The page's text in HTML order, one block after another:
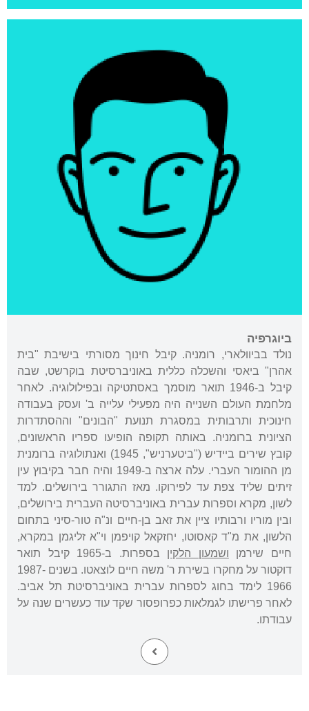
ביוגרפיה
נולד בביוולארי, רומניה. קיבל חינוך מסורתי בישיבת "בית
אהרן" ביאסי והשכלה כללית באוניברסיטת בוקרשט, שבה
קיבל ב-1946 תואר מוסמך באסתטיקה ובפילולוגיה. לאחר
מלחמת העולם השנייה היה מפעילי עלייה ב' ועסק בעבודה
חינוכית ותרבותית במסגרת תנועת "הבונים" וההסתדרות
הציונית ברומניה. באותה תקופה הופיעו ספריו הראשונים,
קובץ שירים ביידיש ("ביטערניש", 1945) ואנתולוגיה ברומנית
מן ההומור העברי. עלה ארצה ב-1949 והיה חבר בקיבוץ עין
זיתים שליד צפת עד לפירוקו. מאז התגורר בירושלים. למד
לשון, מקרא וספרות עברית באוניברסיטה העברית בירושלים,
ובין מוריו ורבותיו ציין את זאב בן-חיים ונ"ה טור-סיני בתחום
הלשון, את מ"ד קאסוטו, יחזקאל קויפמן וי"א זליגמן במקרא,
חיים שירמן ושמעון הלקין
בספרות. ב-1965 קיבל תואר
דוקטור על מחקרו בשירת ר' משה חיים לוצאטו. בשנים 1987-
1966 לימד בחוג לספרות עברית באוניברסיטת תל אביב.
לאחר פרישתו לגמלאות כפרופסור שקד עוד כעשרים שנה על
עבודתו.